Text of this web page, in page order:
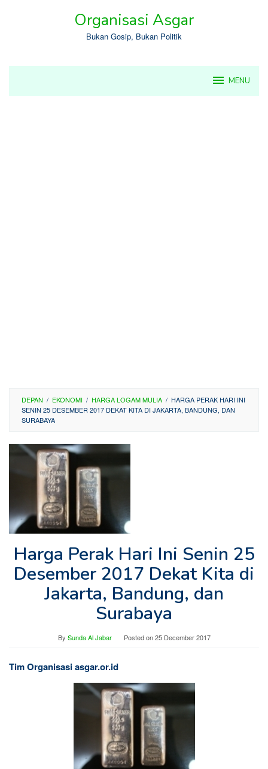
Organisasi Asgar
Bukan Gosip, Bukan Politik
MENU
DEPAN / EKONOMI / HARGA LOGAM MULIA / HARGA PERAK HARI INI
SENIN 25 DESEMBER 2017 DEKAT KITA DI JAKARTA, BANDUNG, DAN
SURABAYA
Harga Perak Hari Ini Senin 25
Desember 2017 Dekat Kita di
Jakarta, Bandung, dan
Surabaya
By Sunda Al Jabar Posted on25 December 2017
Tim Organisasi asgar.or.id